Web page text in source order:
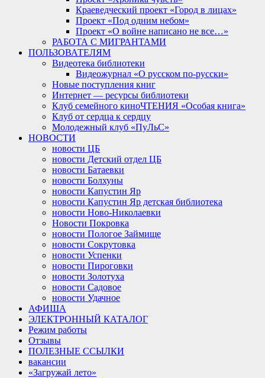
Краеведческий проект «Город в лицах»
Проект «Под одним небом»
Проект «О войне написано не все…»
РАБОТА С МИГРАНТАМИ
ПОЛЬЗОВАТЕЛЯМ
Видеотека библиотеки
Видеожурнал «О русском по-русски»
Новые поступления книг
Интернет — ресурсы библиотеки
Клуб семейного киноЧТЕНИЯ «Особая книга»
Клуб от сердца к сердцу
Молодежный клуб «ПуЛьС»
НОВОСТИ
новости ЦБ
новости Детский отдел ЦБ
новости Батаевки
новости Болхуны
новости Капустин Яр
новости Капустин Яр детская библиотека
новости Ново-Николаевки
Новости Покровка
новости Пологое Займище
новости Сокрутовка
новости Успенки
новости Пироговки
новости Золотуха
новости Садовое
новости Удачное
АФИША
ЭЛЕКТРОННЫЙ КАТАЛОГ
Режим работы
Отзывы
ПОЛЕЗНЫЕ ССЫЛКИ
вакансии
«Загружай лето»